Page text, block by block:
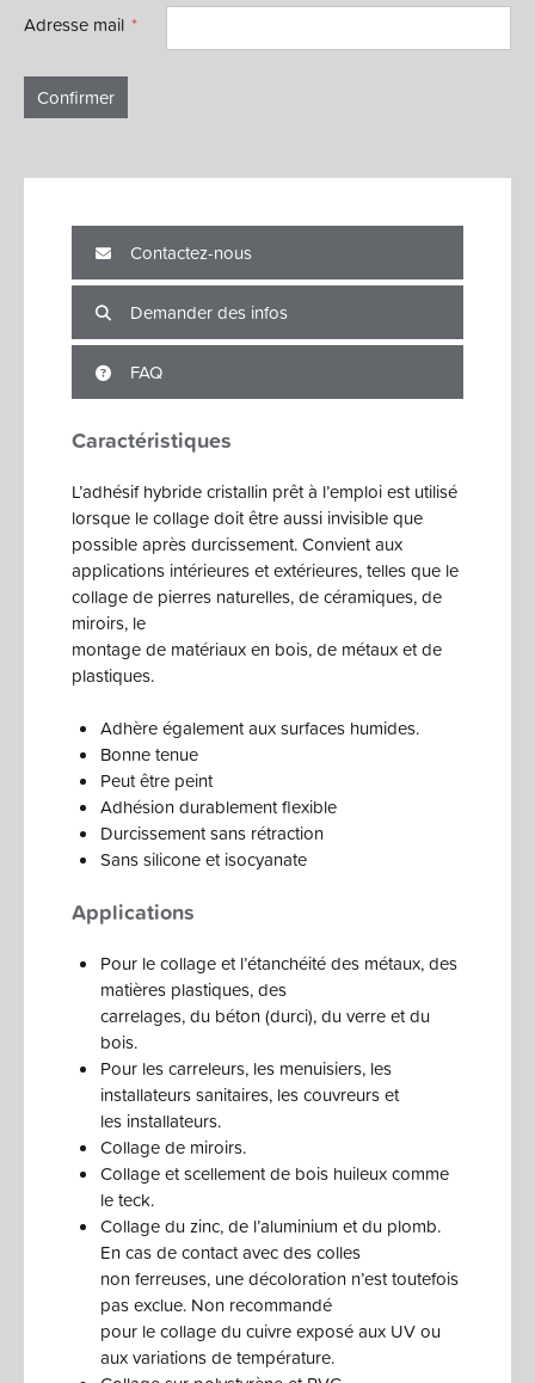
Adresse mail
Confirmer
Caractéristiques
L’adhésif hybride cristallin prêt à l’emploi est utilisé
lorsque le collage doit être aussi invisible que
possible après durcissement. Convient aux
applications intérieures et extérieures, telles que le
collage de pierres naturelles, de céramiques, de
miroirs, le
montage de matériaux en bois, de métaux et de
plastiques.
Adhère également aux surfaces humides.
Bonne tenue
Peut être peint
Adhésion durablement flexible
Durcissement sans rétraction
Sans silicone et isocyanate
Applications
Pour le collage et l’étanchéité des métaux, des
matières plastiques, des
carrelages, du béton (durci), du verre et du
bois.
Pour les carreleurs, les menuisiers, les
installateurs sanitaires, les couvreurs et
les installateurs.
Collage de miroirs.
Collage et scellement de bois huileux comme
le teck.
Collage du zinc, de l’aluminium et du plomb.
En cas de contact avec des colles
non ferreuses, une décoloration n’est toutefois
pas exclue. Non recommandé
pour le collage du cuivre exposé aux UV ou
aux variations de température.
Contactez-nous
Demander des infos
FAQ